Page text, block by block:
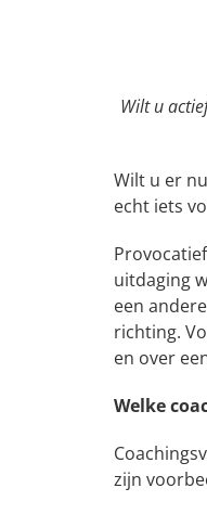
Wilt u
Wilt u er
echt iets
uitdaging
een
richting.
en over
Welke
zijn